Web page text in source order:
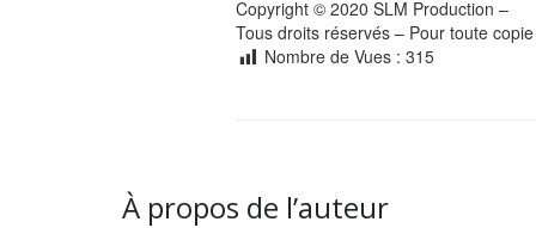
Copyright © 2020 SLM Production –
Tous droits réservés – Pour toute
Nombre de Vues : 315
À propos de l’auteur